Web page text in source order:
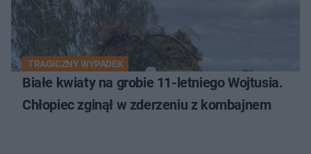
TRAGICZNY WYPADEK
Białe kwiaty na grobie 11-letniego Wojtusia.
Chłopiec zginął w zderzeniu z kombajnem